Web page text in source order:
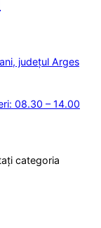
județul Arges
08.30 – 14.00
categoria